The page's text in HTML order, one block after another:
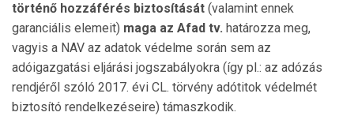
történő hozzáférés biztosítását (valamint ennek
garanciális elemeit) maga az Afad tv. határozza meg,
vagyis a NAV az adatok védelme során sem az
adóigazgatási eljárási jogszabályokra (így pl.: az adózás
rendjéről szó­ló 2017. évi CL. törvény adótitok védelmét
biztosító rendel­kezéseire) támaszkodik.